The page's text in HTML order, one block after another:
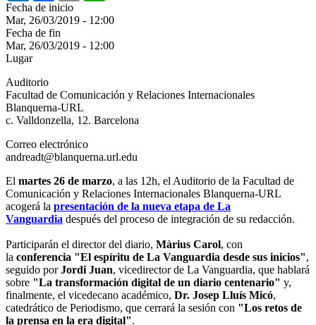
Fecha de inicio
Mar, 26/03/2019 - 12:00
Fecha de fin
Mar, 26/03/2019 - 12:00
Lugar
Auditorio
Facultad de Comunicación y Relaciones Internacionales
Blanquerna-URL
c. Valldonzella, 12. Barcelona
Correo electrónico
andreadt@blanquerna.url.edu
El martes 26 de marzo, a las 12h, el Auditorio de la Facultad de
Comunicación y Relaciones Internacionales Blanquerna-URL
acogerá la presentación de la nueva etapa de La
Vanguardia después del proceso de integración de su redacción.
Participarán el director del diario, Màrius Carol, con
la conferencia "El espíritu de La Vanguardia desde sus inicios",
seguido porJordi Juan, vicedirector de La Vanguardia, que hablará
sobre "La transformación digital de un diario centenario" y,
finalmente, el vicedecano académico, Dr. Josep Lluís Micó,
catedrático de Periodismo, que cerrará la sesión con "Los retos de
la prensa en la era digital".